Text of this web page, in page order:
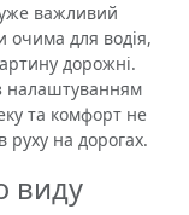
важливий
очима для водія,
дорожні.
налаштуванням
та комфорт не
руху на дорогах.
виду